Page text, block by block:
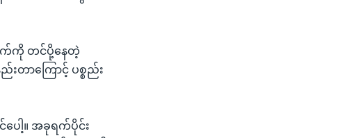
က်ကို တင်ပို့နေတဲ့
ာကြောင့် ပစ္စည်း
ေါ့။ အခုရက်ပိုင်း